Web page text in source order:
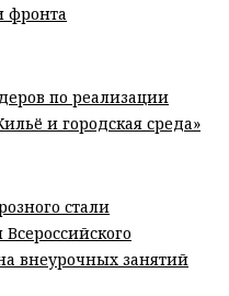
фронта
по реализации
и городская среда»
стали
внеурочных занятий